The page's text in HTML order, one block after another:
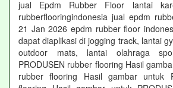
jual Epdm Rubber Floor lantai
rubberflooringindonesia jual epdm
21 Jan 2026 epdm rubber floor
dapat diaplikasi di jogging track, lantai
outdoor mats, lantai olahraga
PRODUSEN rubber flooring Hasil
rubber flooring Hasil gambar untuk